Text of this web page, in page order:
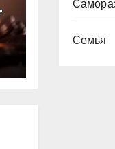
Семья